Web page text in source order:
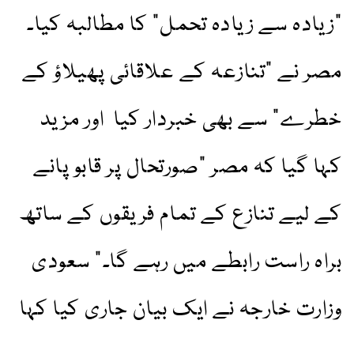
"زیادہ سے زیادہ تحمل” کا مطالبہ کیا۔
مصر نے "تنازعہ کے علاقائی پھیلاؤ کے
خطرے” سے بھی خبردار کیا اور مزید
کہا گیا کہ مصر "صورتحال پر قابو پانے
کے لیے تنازع کے تمام فریقوں کے ساتھ
براہ راست رابطے میں رہے گا۔” سعودی
وزارت خارجہ نے ایک بیان جاری کیا کہا